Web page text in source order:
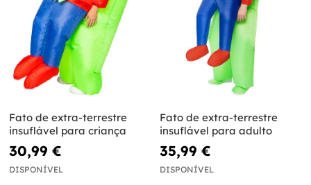
Fato de extra-terrestre
insuflável para criança
30,99 €
DISPONÍVEL
Fato de extra-terrestre
insuflável para adulto
35,99 €
DISPONÍVEL